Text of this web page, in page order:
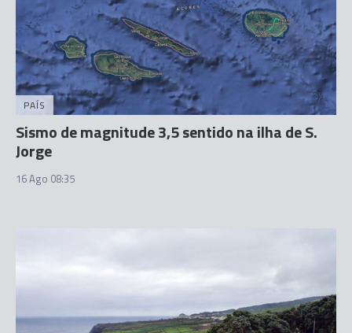
PAÍS
Sismo de magnitude 3,5 sentido na ilha de S.
Jorge
16 Ago 08:35